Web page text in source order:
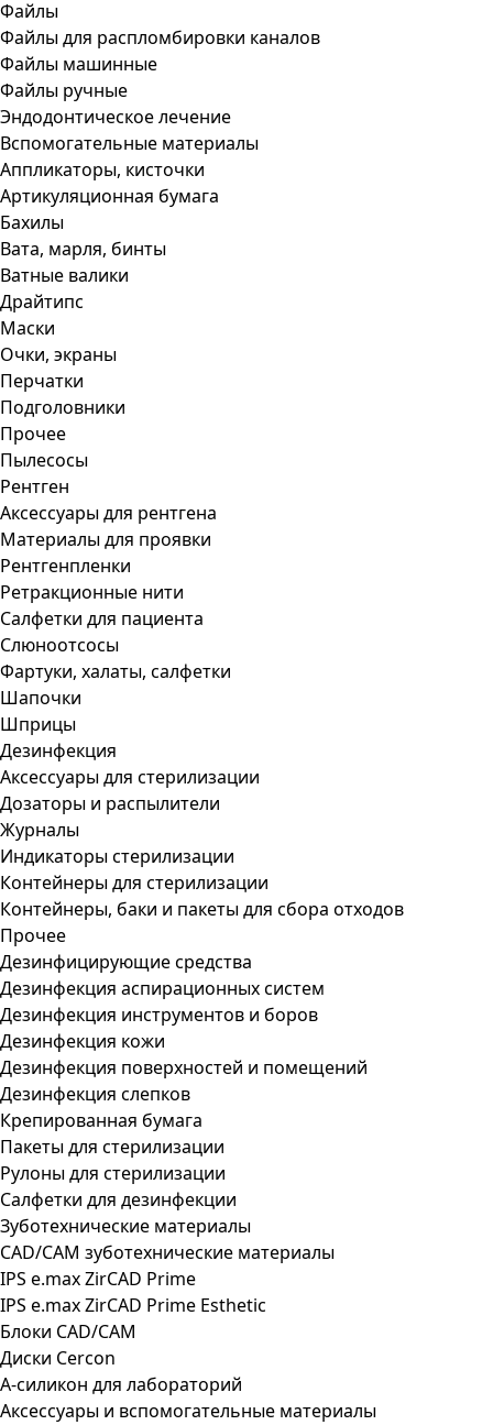
Файлы
Файлы для распломбировки каналов
Файлы машинные
Файлы ручные
Эндодонтическое лечение
Вспомогательные материалы
Аппликаторы, кисточки
Артикуляционная бумага
Бахилы
Вата, марля, бинты
Ватные валики
Драйтипс
Маски
Очки, экраны
Перчатки
Подголовники
Прочее
Пылесосы
Рентген
Аксессуары для рентгена
Материалы для проявки
Рентгенпленки
Ретракционные нити
Салфетки для пациента
Слюноотсосы
Фартуки, халаты, салфетки
Шапочки
Шприцы
Дезинфекция
Аксессуары для стерилизации
Дозаторы и распылители
Журналы
Индикаторы стерилизации
Контейнеры для стерилизации
Контейнеры, баки и пакеты для сбора отходов
Прочее
Дезинфицирующие средства
Дезинфекция аспирационных систем
Дезинфекция инструментов и боров
Дезинфекция кожи
Дезинфекция поверхностей и помещений
Дезинфекция слепков
Крепированная бумага
Пакеты для стерилизации
Рулоны для стерилизации
Салфетки для дезинфекции
Зуботехнические материалы
CAD/CAM зуботехнические материалы
IPS e.max ZirCAD Prime
IPS e.max ZirCAD Prime Esthetic
Блоки CAD/CAM
Диски Cercon
А-силикон для лабораторий
Аксессуары и вспомогательные материалы